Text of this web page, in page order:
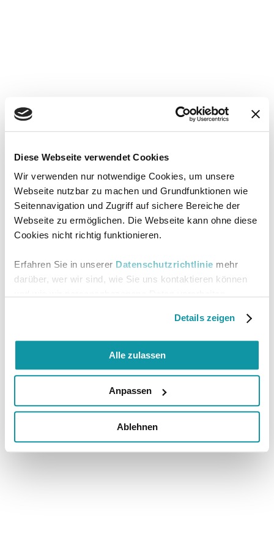
Diese Webseite verwendet Cookies
Wir verwenden nur notwendige Cookies, um unsere
Webseite nutzbar zu machen und Grundfunktionen wie
Seitennavigation und Zugriff auf sichere Bereiche der
Webseite zu ermöglichen. Die Webseite kann ohne diese
Cookies nicht richtig funktionieren.
Erfahren Sie in unserer Datenschutzrichtlinie mehr
darüber, wer wir sind, wie Sie uns kontaktieren können
Details zeigen
Alle zulassen
Anpassen
Ablehnen